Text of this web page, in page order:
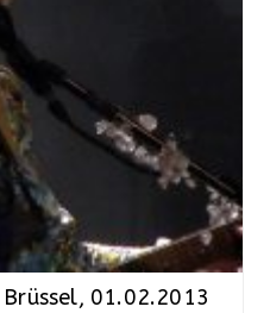
01.02.2013